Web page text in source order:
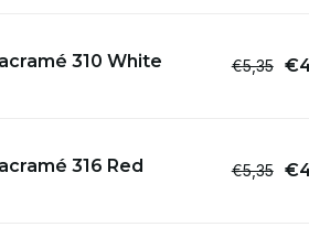
310 White €5,35
316 Red €5,35